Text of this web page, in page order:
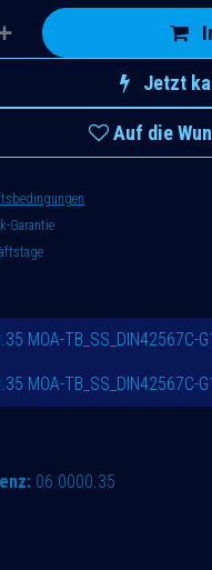
Jetzt
Auf die
Garantie
MOA-TB_SS_DIN42567C-
MOA-
06.0000.35